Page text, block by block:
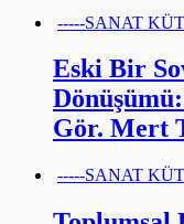
-----SANAT
Eski Bir
Gör. Mert
-----SANAT